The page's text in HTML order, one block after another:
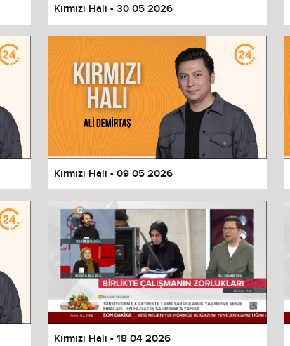
Kırmızı Halı - 30 05 2026
Kırmızı Halı - 09 05 2026
Kırmızı Halı - 18 04 2026